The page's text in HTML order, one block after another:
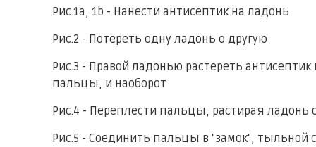
Рис.1a, 1b - Нанести антисептик на ладонь
Рис.2 - Потереть одну ладонь о другую
Рис.3 - Правой ладонью растереть
пальцы, и наоборот
Рис.4 - Переплести пальцы, растирая ладонь
Рис.5 - Соединить пальцы в "замок", тыльной